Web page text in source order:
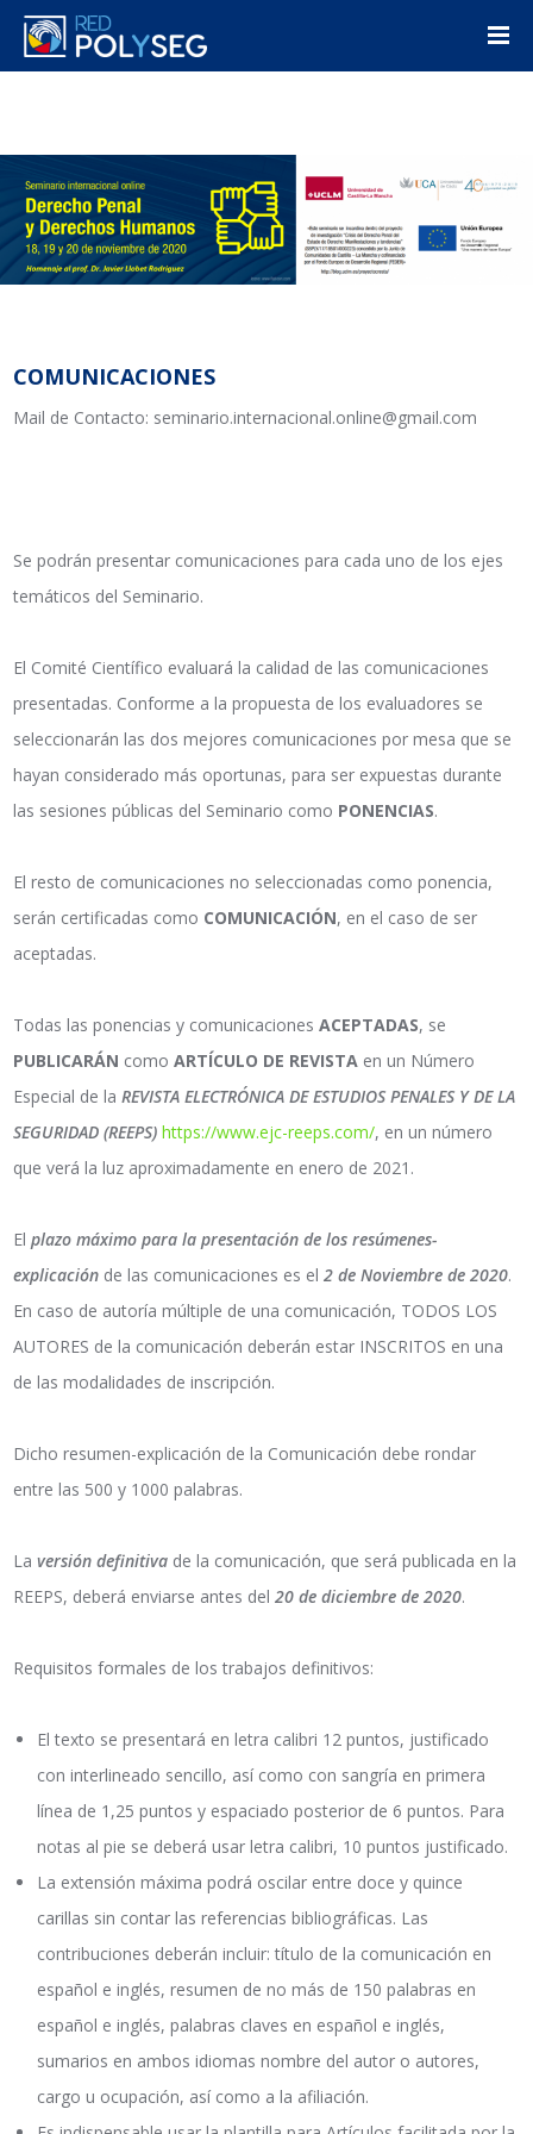
COMUNICACIONES
Mail de Contacto: seminario.internacional.online@gmail.com
Se podrán presentar comunicaciones para cada uno de los ejes
temáticos del Seminario.
El Comité Científico evaluará la calidad de las comunicaciones
presentadas. Conforme a la propuesta de los evaluadores se
seleccionarán las dos mejores comunicaciones por mesa que se
hayan considerado más oportunas, para ser expuestas durante
las sesiones públicas del Seminario como PONENCIAS.
El resto de comunicaciones no seleccionadas como ponencia,
serán certificadas como COMUNICACIÓN, en el caso de ser
aceptadas.
Todas las ponencias y comunicacionesACEPTADAS, se
PUBLICARÁN comoARTÍCULO DE REVISTA en un Número
Especial de laREVISTA ELECTRÓNICA DE ESTUDIOS PENALES Y DE LA
SEGURIDAD (REEPS) https://www.ejc-reeps.com/, en un número
que verá la luz aproximadamente en enero de 2021.
Elplazo máximo para la presentación de los resúmenes-
explicación de las comunicaciones es el2 de Noviembre de 2020.
En caso de autoría múltiple de una comunicación, TODOS LOS
AUTORES de la comunicación deberán estar INSCRITOS en una
de las modalidades de inscripción.
Dicho resumen-explicación de la Comunicación debe rondar
entre las 500 y 1000 palabras.
Laversión definitiva de la comunicación, que será publicada en la
REEPS, deberá enviarse antes del20 de diciembre de 2020.
Requisitos formales de los trabajos definitivos:
El texto se presentará en letra calibri 12 puntos, justificado
con interlineado sencillo, así como con sangría en primera
línea de 1,25 puntos y espaciado posterior de 6 puntos. Para
notas al pie se deberá usar letra calibri, 10 puntos justificado.
La extensión máxima podrá oscilar entre doce y quince
carillas sin contar las referencias bibliográficas. Las
contribuciones deberán incluir: título de la comunicación en
español e inglés, resumen de no más de 150 palabras en
español e inglés, palabras claves en español e inglés,
sumarios en ambos idiomas nombre del autor o autores,
cargo u ocupación, así como a la afiliación.